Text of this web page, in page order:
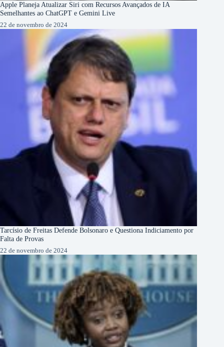
Apple Planeja Atualizar Siri com Recursos Avançados de IA
Semelhantes ao ChatGPT e Gemini Live
22 de novembro de 2024
Tarcísio de Freitas Defende Bolsonaro e Questiona Indiciamento por
Falta de Provas
22 de novembro de 2024